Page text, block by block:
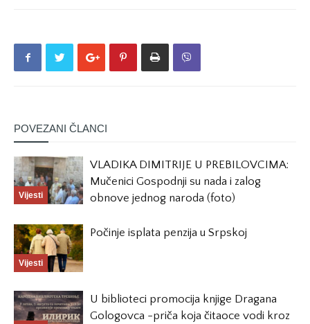
POVEZANI ČLANCI
Vijesti
VLADIKA DIMITRIJE U PREBILOVCIMA:
Mučenici Gospodnji su nada i zalog
obnove jednog naroda (foto)
Vijesti
Počinje isplata penzija u Srpskoj
U biblioteci promocija knjige Dragana
Gologovca -priča koja čitaoce vodi kroz